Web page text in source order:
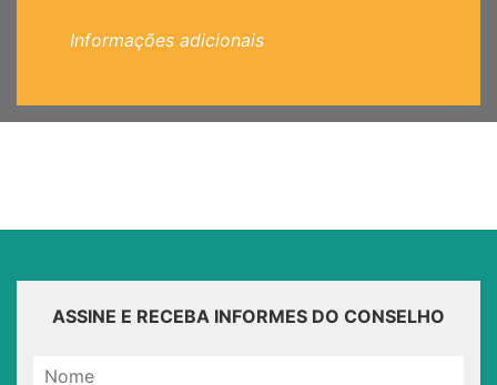
Informações adicionais
ASSINE E RECEBA INFORMES DO CONSELHO